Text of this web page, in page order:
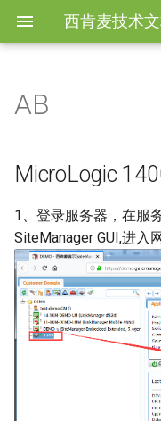
西肯麦技术
远程专家中心
私有云平台
内外网安全维护
软件网关
手机监控
远程SCADA
数据上云
软件网关
权限管理
LinkManager 客户端
SiteManager 硬件网关
SiteManager 软件网关
GateManager 服务器
配件
SiteManager网关选型
LinkManager选型
GateManager选型
产品列表
国外客户选型
第2步 申请启动套装
第3步 登录
器
第4步 设置
第5步 修改DEV口IP
样机测试
SiteManager 硬件网关
GateManager 服务器
常用链接
AB
MicroLogic
1、登录服务器，在服
SiteManager GUI,进入